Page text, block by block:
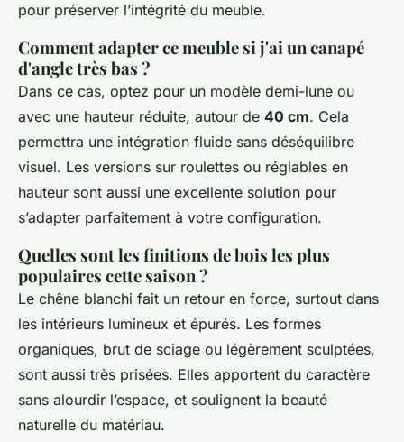
pour préserver l’intégrité du meuble.
Comment adapter ce meuble si j'ai un canapé
d'angle très bas ?
Dans ce cas, optez pour un modèle demi-lune ou
avec une hauteur réduite, autour de 40 cm. Cela
permettra une intégration fluide sans déséquilibre
visuel. Les versions sur roulettes ou réglables en
hauteur sont aussi une excellente solution pour
s’adapter parfaitement à votre configuration.
Quelles sont les finitions de bois les plus
populaires cette saison ?
Le chêne blanchi fait un retour en force, surtout dans
les intérieurs lumineux et épurés. Les formes
organiques, brut de sciage ou légèrement sculptées,
sont aussi très prisées. Elles apportent du caractère
sans alourdir l’espace, et soulignent la beauté
naturelle du matériau.